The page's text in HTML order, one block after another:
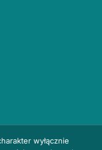
wyłącznie